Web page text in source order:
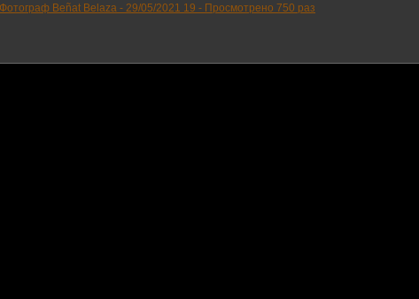
Beñat Belaza - 29/05/2021 19 - Просмотрено 750 раз